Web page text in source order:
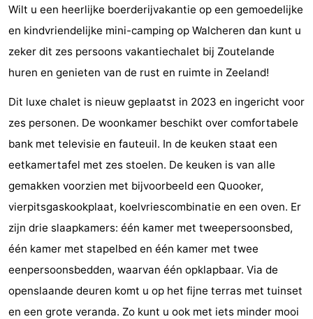
Zwembaden
-
Fietsen
-
Paardrijden
-
Golfbanen
-
Delta-
en
paravliegen
Eten
en
drinken
Evenementen
Ringrijden
Zoutelande
Actief
Praktisch
Wilt u een heerlijke boerderijvakantie op een gemoedelijke
en kindvriendelijke mini-camping op Walcheren dan kunt u
zeker dit zes persoons vakantiechalet bij Zoutelande
huren en genieten van de rust en ruimte in Zeeland!
Dit luxe chalet is nieuw geplaatst in 2023 en ingericht voor
zes personen. De woonkamer beschikt over comfortabele
bank met televisie en fauteuil. In de keuken staat een
eetkamertafel met zes stoelen. De keuken is van alle
gemakken voorzien met bijvoorbeeld een Quooker,
vierpitsgaskookplaat, koelvriescombinatie en een oven. Er
zijn drie slaapkamers: één kamer met tweepersoonsbed,
één kamer met stapelbed en één kamer met twee
eenpersoonsbedden, waarvan één opklapbaar. Via de
openslaande deuren komt u op het fijne terras met tuinset
en een grote veranda. Zo kunt u ook met iets minder mooi